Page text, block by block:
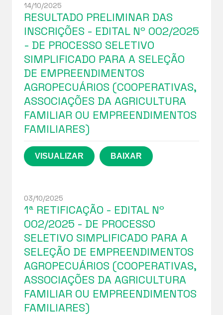
14/10/2025
RESULTADO PRELIMINAR DAS
INSCRIÇÕES - EDITAL Nº 002/2025
- DE PROCESSO SELETIVO
SIMPLIFICADO PARA A SELEÇÃO
DE EMPREENDIMENTOS
AGROPECUÁRIOS (COOPERATIVAS,
ASSOCIAÇÕES DA AGRICULTURA
FAMILIAR OU EMPREENDIMENTOS
FAMILIARES)
03/10/2025
1ª RETIFICAÇÃO - EDITAL Nº
002/2025 - DE PROCESSO
SELETIVO SIMPLIFICADO PARA A
SELEÇÃO DE EMPREENDIMENTOS
AGROPECUÁRIOS (COOPERATIVAS,
ASSOCIAÇÕES DA AGRICULTURA
FAMILIAR OU EMPREENDIMENTOS
FAMILIARES)